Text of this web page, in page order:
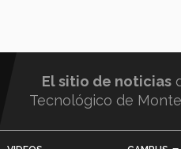
El sitio de noticias
Tecnológico de